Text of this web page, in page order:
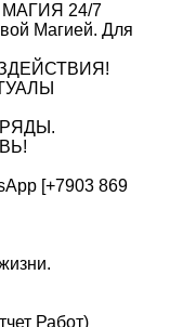
24/7
Магией. Для
[+7903 869
Работ)